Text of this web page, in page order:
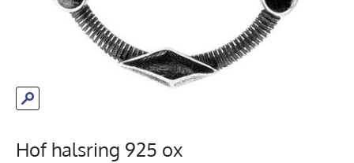
Hof halsring 925 ox